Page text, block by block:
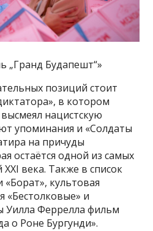
„Гранд Будапешт“»
позиций стоит
в котором
нацистскую
упоминания и «Солдаты
на причуды
остаётся одной из самых
века. Также в список
культовая
«Бестолковые» и
Уилла Феррелла фильм
о Роне Бургунди».